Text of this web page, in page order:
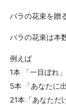
バラの花束を贈
バラの花束は本
例えば
1本 「一目ぼれ
5本 「あなたに
21本「あなた